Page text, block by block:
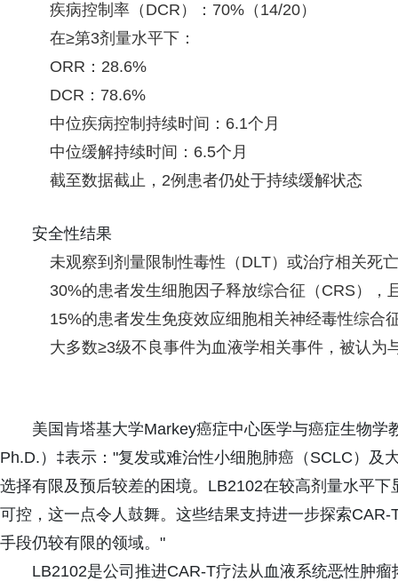
疾病控制率（DCR）：70%（14/20）
在≥第3剂量水平下：
ORR：28.6%
DCR：78.6%
中位疾病控制持续时间：6.1个月
中位缓解持续时间：6.5个月
截至数据截止，2例患者仍处于持续缓解状态
安全性结果
未观察到剂量限制性毒性（DLT）或治疗相关死
30%的患者发生细胞因子释放综合征（CRS），
15%的患者发生免疫效应细胞相关神经毒性综合
大多数≥3级不良事件为血液学相关事件，被认为
美国肯塔基大学Markey癌症中心医学与癌症生物
Ph.D.）‡表示："复发或难治性小细胞肺癌（SCLC）及
选择有限及预后较差的困境。LB2102在较高剂量水平
可控，这一点令人鼓舞。这些结果支持进一步探索
手段仍较有限的领域。"
LB2102是公司推进CAR-T疗法从血液系统恶性肿